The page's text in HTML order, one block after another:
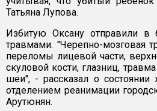
Татьяна Лупова.
Избитую Оксану отправили
травмами. "Черепно-мозговая
переломы лицевой части,
скуловой кости, глазниц,
шеи", - рассказал о
отделением реанимации
Арутюнян.